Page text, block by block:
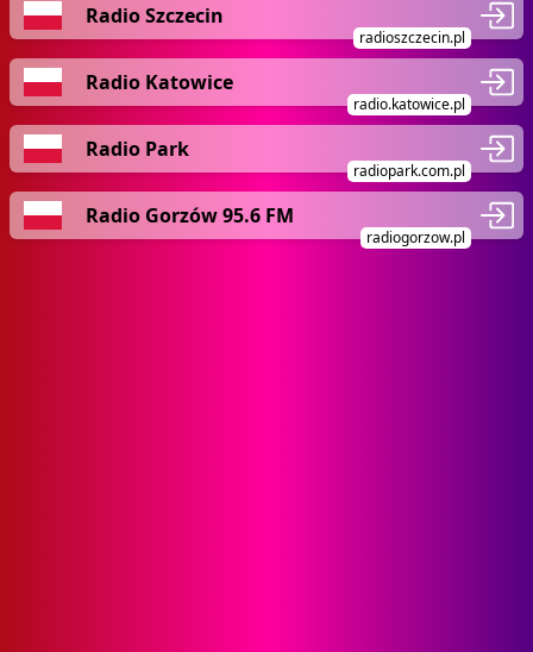
Radio Szczecin
radioszczecin.pl
Radio Katowice
radio.katowice.pl
Radio Park
radiopark.com.pl
Radio Gorzów 95.6 FM
radiogorzow.pl